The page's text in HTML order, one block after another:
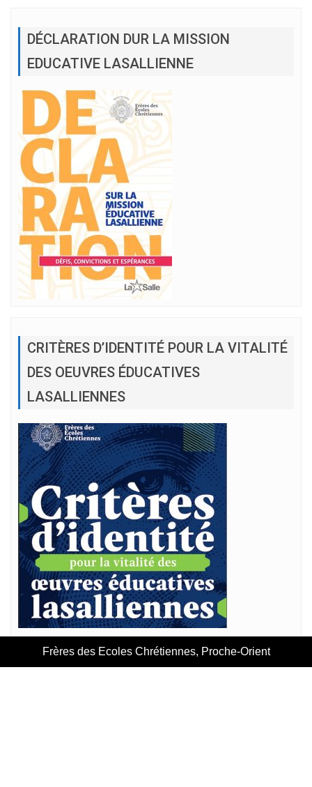
DÉCLARATION DUR LA MISSION
EDUCATIVE LASALLIENNE
CRITÈRES D’IDENTITÉ POUR LA VITALITÉ
DES OEUVRES ÉDUCATIVES
LASALLIENNES
Frères des Ecoles Chrétiennes, Proche-Orient